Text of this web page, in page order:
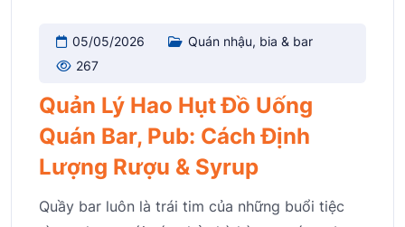
05/05/2026
Quán nhậu, bia & bar
267
Quản Lý Hao Hụt Đồ Uống
Quán Bar, Pub: Cách Định
Lượng Rượu & Syrup
Quầy bar luôn là trái tim của những buổi tiệc